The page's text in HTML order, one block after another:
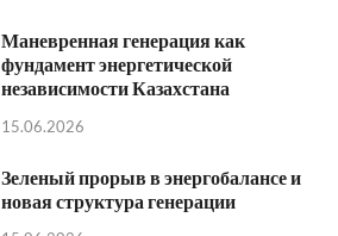
Маневренная генерация как
фундамент энергетической
независимости Казахстана
15.06.2026
Зеленый прорыв в энергобалансе и
новая структура генерации